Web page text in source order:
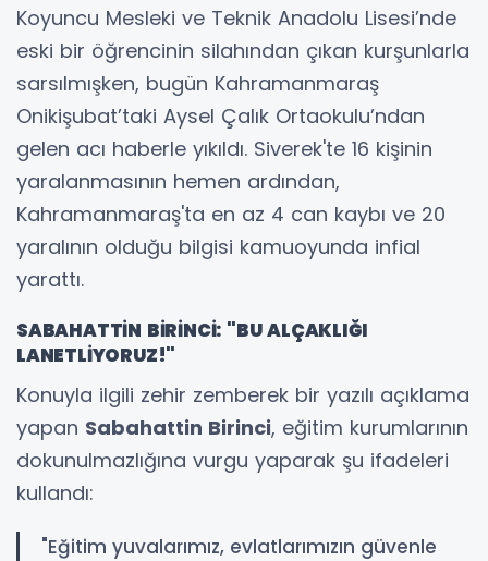
Koyuncu Mesleki ve Teknik Anadolu Lisesi’nde
eski bir öğrencinin silahından çıkan kurşunlarla
sarsılmışken, bugün Kahramanmaraş
Onikişubat’taki Aysel Çalık Ortaokulu’ndan
gelen acı haberle yıkıldı. Siverek'te 16 kişinin
yaralanmasının hemen ardından,
Kahramanmaraş'ta en az 4 can kaybı ve 20
yaralının olduğu bilgisi kamuoyunda infial
yarattı.
SABAHATTİN BİRİNCİ: "BU ALÇAKLIĞI
LANETLİYORUZ!"
Konuyla ilgili zehir zemberek bir yazılı açıklama
yapan Sabahattin Birinci, eğitim kurumlarının
dokunulmazlığına vurgu yaparak şu ifadeleri
kullandı:
"Eğitim yuvalarımız, evlatlarımızın güvenle